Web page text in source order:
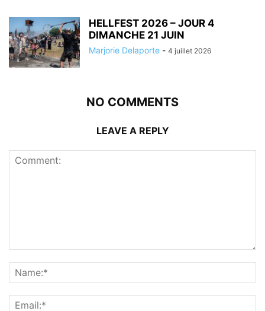
HELLFEST 2026 – JOUR 4
DIMANCHE 21 JUIN
Marjorie Delaporte - 4 juillet 2026
NO COMMENTS
LEAVE A REPLY